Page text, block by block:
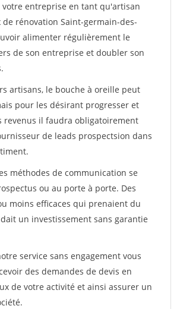
votre entreprise en tant qu'artisan
rénovation Saint-germain-des-
alimenter régulièrement le
de son entreprise et doubler son
artisans, le bouche à oreille peut
pour les désirant progresser et
revenus il faudra obligatoirement
de leads prospectsion dans
méthodes de communication se
ou au porte à porte. Des
moins efficaces qui prenaient du
un investissement sans garantie
service sans engagement vous
des demandes de devis en
de votre activité et ainsi assurer un